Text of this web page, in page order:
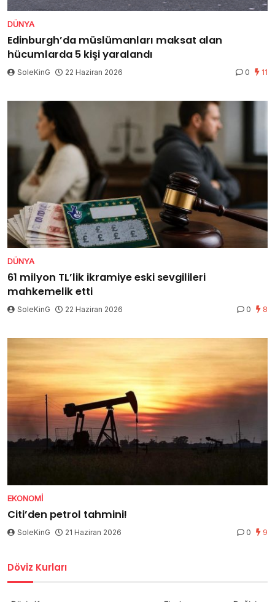
DÜNYA
Edinburgh’da müslümanları maksat alan
hücumlarda 5 kişi yaralandı
SoleKinG 22 Haziran 2026 0 11
DÜNYA
61 milyon TL’lik ikramiye eski sevgilileri
mahkemelik etti
SoleKinG 22 Haziran 2026 0 8
EKONOMI
Citi’den petrol tahmini!
SoleKinG 21 Haziran 2026 0 9
Döviz Kurları